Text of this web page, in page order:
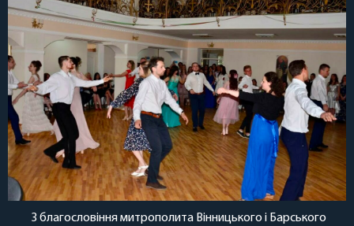
З благословіння митрополита Вінницького і Барського